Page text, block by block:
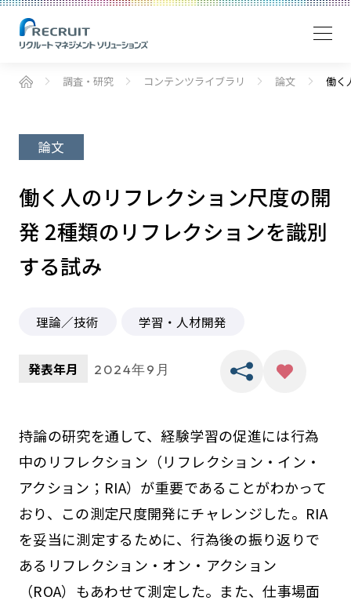
調査・研究 コンテンツライブラリ 論文 働く
論文
働く人のリフレクション尺度の開
発 2種類のリフレクションを識別
する試み
理論／技術 学習・人材開発
発表年月 2024年9月
持論の研究を通して、経験学習の促進には行為
中のリフレクション（リフレクション・イン・
アクション；RIA）が重要であることがわかって
おり、この測定尺度開発にチャレンジした。RIA
を妥当に測定するために、行為後の振り返りで
あるリフレクション・オン・アクション
（ROA）もあわせて測定した。また、仕事場面